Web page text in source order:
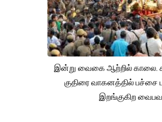
இன்று வைகை ஆற்றில் காலை.
குதிரை வாகனத்தில் பச்சை
இறங்குகிற